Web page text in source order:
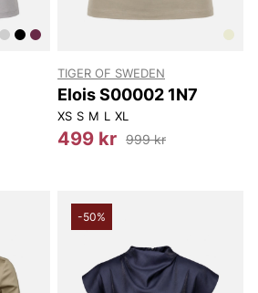
TIGER OF SWEDEN
Elois S00002 1N7
XS S M L XL
499 kr 999 kr
-50%